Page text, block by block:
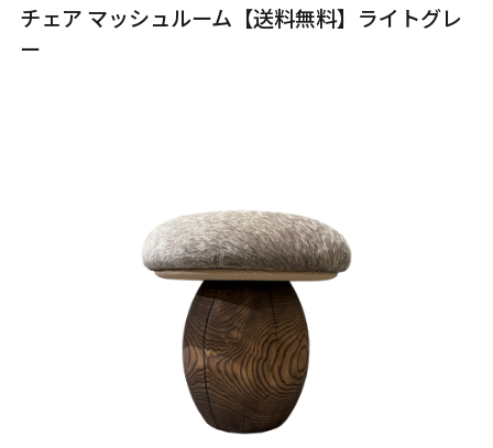
チェア マッシュルーム【送料無料】ライトグレ
ー